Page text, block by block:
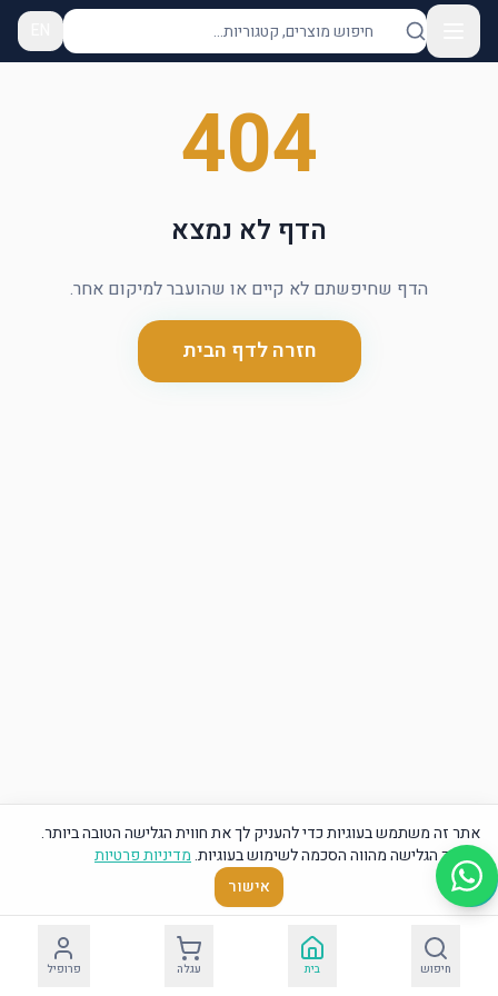
404
הדף לא נמצא
הדף שחיפשתם לא קיים או שהועבר למיקום אחר.
חזרה לדף הבית
חיפוש בית עגלה פרופיל
אתר זה משתמש בעוגיות כדי להעניק לך את חווית הגלישה הטובה ביותר.
המשך הגלישה מהווה הסכמה לשימוש בעוגיות.מדיניות פרטיות
אישור